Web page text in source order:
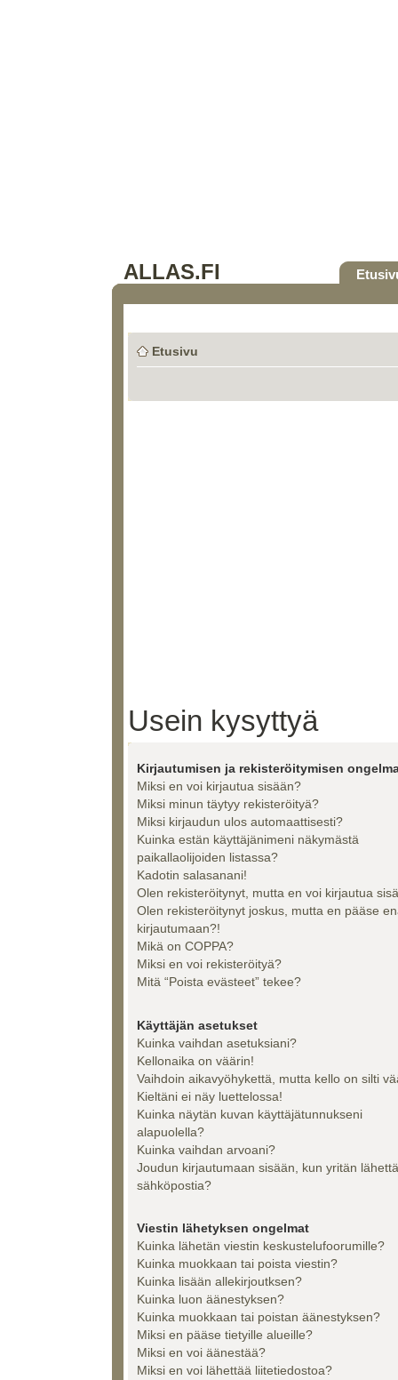
ALLAS.FI
Etusivu
Usein kysyttyä
Kirjautumisen ja rekisteröitymisen
Miksi en voi kirjautua sisään?
Miksi minun täytyy rekisteröityä?
Miksi kirjaudun ulos automaattisesti?
Kuinka estän käyttäjänimeni näkymästä
paikallaolijoiden listassa?
Kadotin salasanani!
Olen rekisteröitynyt, mutta en voi kirjautua
Olen rekisteröitynyt joskus, mutta en pääse
kirjautumaan?!
Mikä on COPPA?
Miksi en voi rekisteröityä?
Mitä “Poista evästeet” tekee?
Käyttäjän asetukset
Kuinka vaihdan asetuksiani?
Kellonaika on väärin!
Vaihdoin aikavyöhykettä, mutta kello on silti
Kieltäni ei näy luettelossa!
Kuinka näytän kuvan käyttäjätunnukseni
alapuolella?
Kuinka vaihdan arvoani?
Joudun kirjautumaan sisään, kun yritän
sähköpostia?
Viestin lähetyksen ongelmat
Kuinka lähetän viestin keskustelufoorumille?
Kuinka muokkaan tai poista viestin?
Kuinka lisään allekirjoutksen?
Kuinka luon äänestyksen?
Kuinka muokkaan tai poistan äänestyksen?
Miksi en pääse tietyille alueille?
Miksi en voi äänestää?
Miksi en voi lähettää liitetiedostoa?